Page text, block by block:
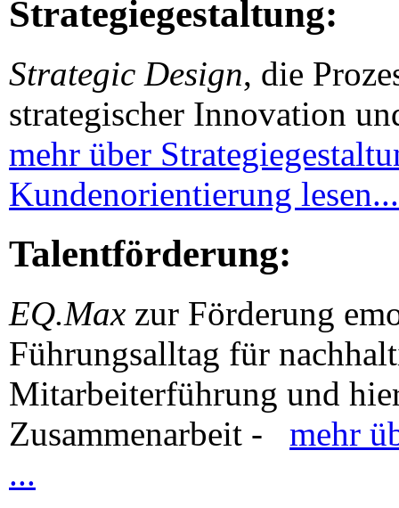
Strategiegestaltung:
Strategic Design, die
strategischer Innovation
mehr über
Kundenorientierung lesen...
Talentförderung:
EQ.Max zur Förderung
Führungsalltag für
Mitarbeiterführung und
Zusammenarbeit -
mehr
...